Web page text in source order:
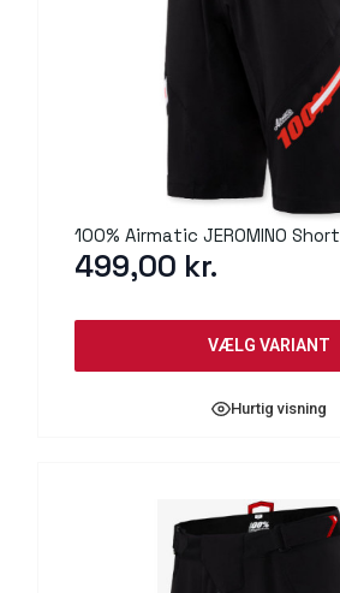
100% Airmatic JEROMINO Short
499,00 kr.
VÆLG VARIANT
Hurtig visning